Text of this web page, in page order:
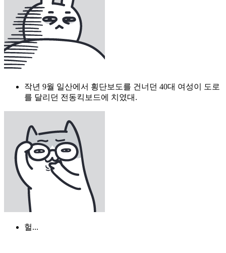
작년 9월 일산에서 횡단보도를 건너던 40대 여성이 도로
를 달리던 전동킥보드에 치였대.
헐...